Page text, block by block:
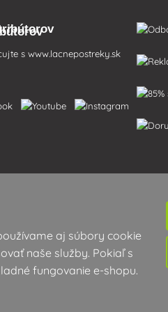
swww.lacnepostreky.sk
aj súbory cookie
naše služby. Pokiaľ s
fungovanie e-shopu.